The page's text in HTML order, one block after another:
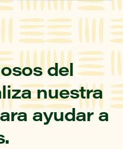
del
nuestra
ayudar a